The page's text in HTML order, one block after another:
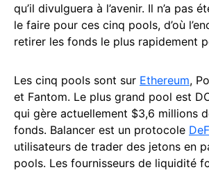
qu’il divulguera à l’avenir. Il n’a pas
le faire pour ces cinq pools, d’où
retirer les fonds le plus rapidement
Les cinq pools sont sur Ethereum,
et Fantom. Le plus grand pool est
qui gère actuellement $3,6 millions
fonds. Balancer est un protocole
utilisateurs de trader des jetons en
pools. Les fournisseurs de liquidité